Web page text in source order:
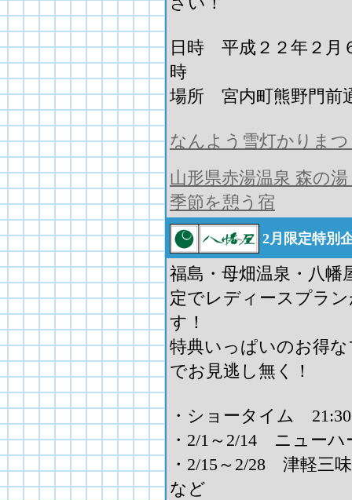
日時 平成２２年２月
時
場所 宮内町熊野門前
なんよう雪灯かりま
山形県赤湯温泉 森の
季節を憩う宿
2月限定特別
福島・母畑温泉・八幡
定でレディースプラ
す！
特典いっぱいのお得
でお見逃し無く！
・ショータイム
・2/1～2/14 ニューハ
・2/15～2/28 津軽三
など